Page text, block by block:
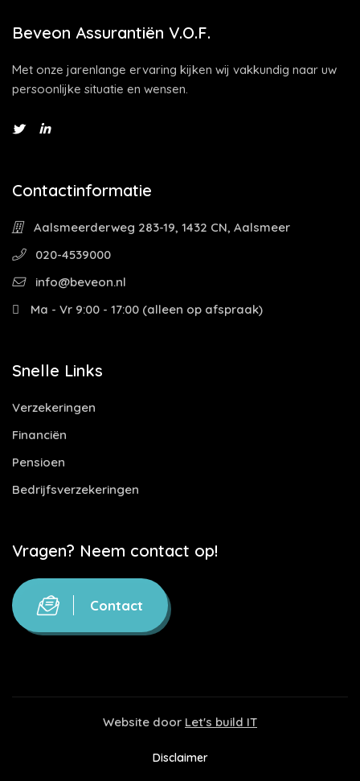
Beveon Assurantiën V.O.F.
Met onze jarenlange ervaring kijken wij vakkundig naar uw
persoonlijke situatie en wensen.
Contactinformatie
Aalsmeerderweg 283-19, 1432 CN, Aalsmeer
020-4539000
info@beveon.nl
Ma - Vr 9:00 - 17:00 (alleen op afspraak)
Snelle Links
Verzekeringen
Financiën
Pensioen
Bedrijfsverzekeringen
Vragen? Neem contact op!
Contact
Website door Let's build IT
Disclaimer